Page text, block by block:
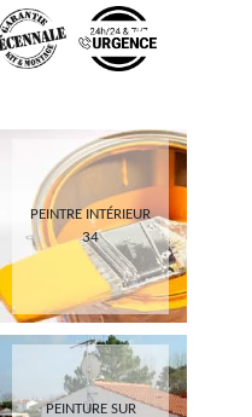
PEINTRE INTÉRIEUR
34
PEINTURE SUR